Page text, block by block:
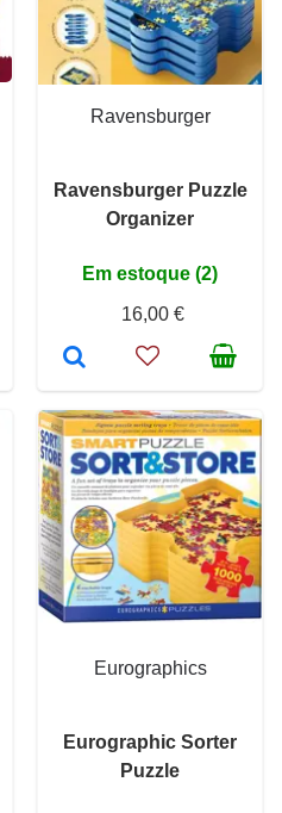
Ravensburger
Ravensburger Puzzle
Organizer
Em estoque (2)
16,00 €
Eurographics
Eurographic Sorter
Puzzle